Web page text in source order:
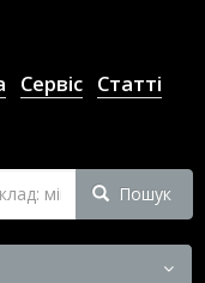
Сервіс Статті
Пошук